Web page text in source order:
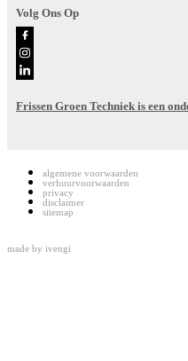
Volg Ons Op
Frissen Groen Techniek is een
algemene voorwaarden
verhuurvoorwaarden
privacy
disclaimer
sitemap
made by ivengi